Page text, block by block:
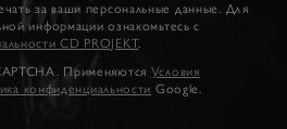
за ваши персональные данные. Для
информации ознакомьтесь с
CD PROJEKT.
Применяются Условия
конфиденциальности Google.